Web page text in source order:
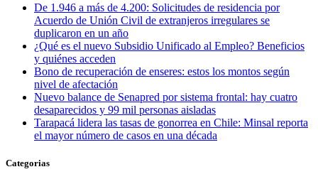
De 1.946 a más de 4.200: Solicitudes de residencia por
Acuerdo de Unión Civil de extranjeros irregulares se
duplicaron en un año
¿Qué es el nuevo Subsidio Unificado al Empleo? Beneficios
y quiénes acceden
Bono de recuperación de enseres: estos los montos según
nivel de afectación
Nuevo balance de Senapred por sistema frontal: hay cuatro
desaparecidos y 99 mil personas aisladas
Tarapacá lidera las tasas de gonorrea en Chile: Minsal reporta
el mayor número de casos en una década
Categorias